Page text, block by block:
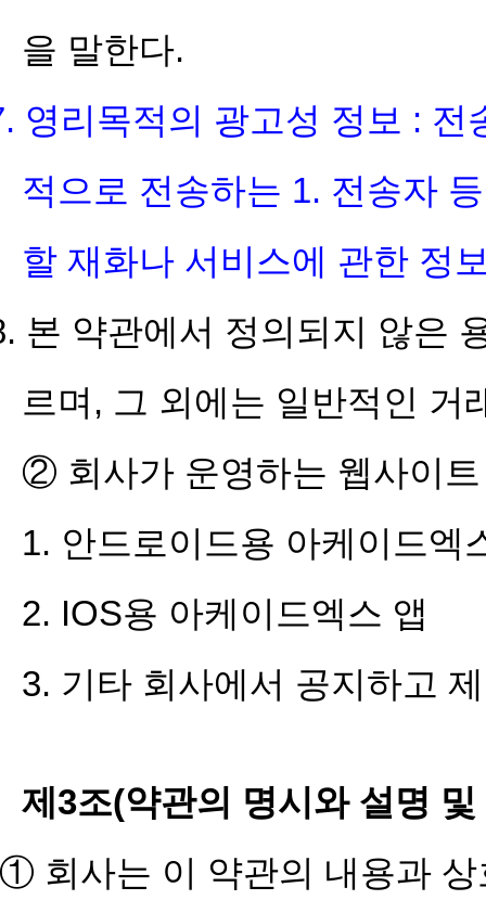
을 말한다.
영리목적의 광고성 정보 :
적으로 전송하는 1. 전송자
할 재화나 서비스에 관한 정
본 약관에서 정의되지 않은
르며, 그 외에는 일반적인 거
② 회사가 운영하는 웹사이
1. 안드로이드용 아케이드엑
2. IOS용 아케이드엑스 앱
3. 기타 회사에서 공지하고
제3조(약관의 명시와 설명 및
① 회사는 이 약관의 내용과